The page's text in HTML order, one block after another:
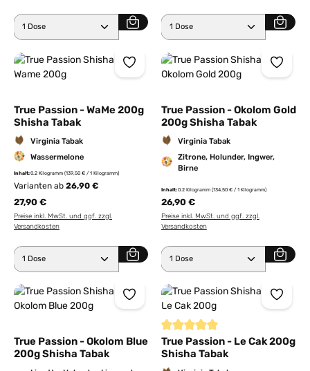
Produkt Anzahl: Gib den gewünschten Wert ein
Produkt Anzahl: Gib den
True Passion - WaMe 200g
Shisha Tabak
Virginia Tabak
Wassermelone
Inhalt:0.2 Kilogramm (139,50 € / 1 Kilogramm)
Varianten ab 26,90 €
27,90 €
Preise inkl. MwSt. und ggf. zzgl.
Versandkosten
Produkt Anzahl: Gib den gewünschten Wert ein
True Passion - Okolom Gold
200g Shisha Tabak
Virginia Tabak
Zitrone, Holunder, Ingwer,
Birne
Inhalt:0.2 Kilogramm (134,50 € / 1 Kilogramm)
26,90 €
Preise inkl. MwSt. und ggf. zzgl.
Versandkosten
Produkt Anzahl: Gib den
True Passion - Okolom Blue
200g Shisha Tabak
Durchschnittliche Bewertung
True Passion - Le Cak 200g
Shisha Tabak